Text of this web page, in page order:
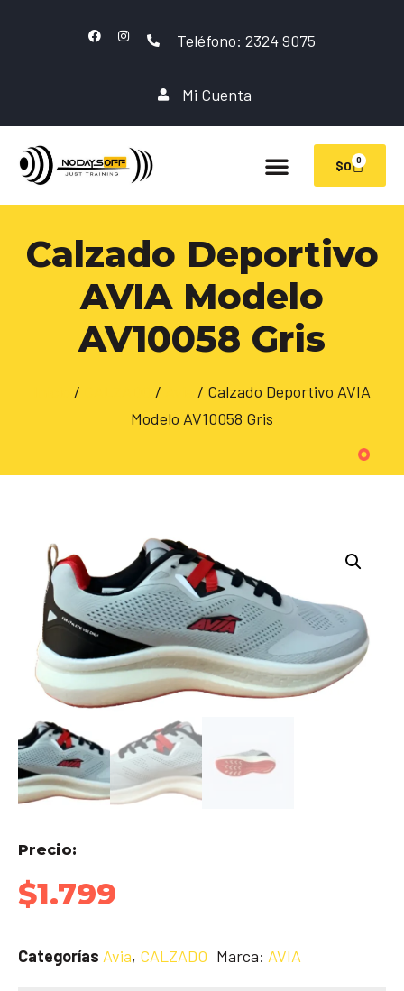
Teléfono: 2324 9075
Mi Cuenta
$0 0
Calzado Deportivo
AVIA Modelo
AV10058 Gris
/ /
/ Calzado Deportivo AVIA
Modelo AV10058 Gris
Precio:
$1.799
Categorías Avia, CALZADO Marca: AVIA